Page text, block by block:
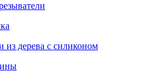
из дерева с силиконом